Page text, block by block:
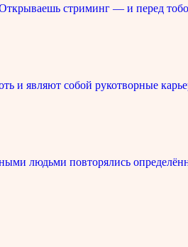
стриминг — и перед
и являют собой рукотворные
людьми повторялись